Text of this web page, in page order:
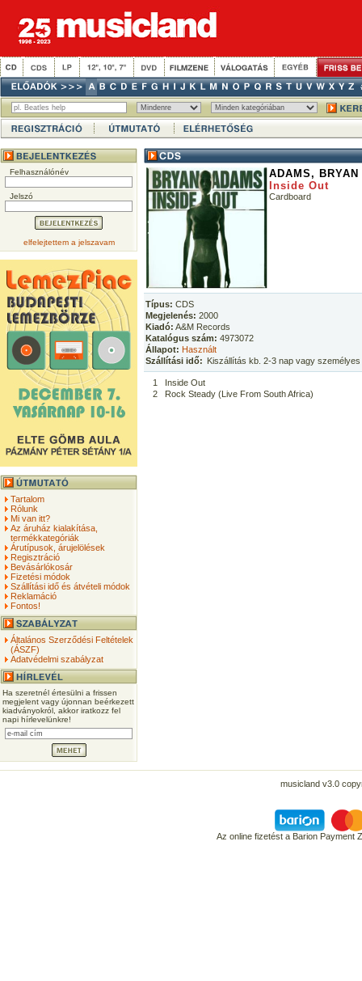
Felhasználónév
Jelszó
elfelejtettem a jelszavam
Tartalom
Rólunk
Mi van itt?
Az áruház kialakítása,
termékkategóriák
Árutípusok, árujelölések
Regisztráció
Bevásárlókosár
Fizetési módok
Szállítási idő és átvételi módok
Reklamáció
Fontos!
Általános Szerződési Feltételek
(ÁSZF)
Adatvédelmi szabályzat
Ha szeretnél értesülni a frissen
megjelent vagy újonnan beérkezett
kiadványokról, akkor iratkozz fel
napi hírlevelünkre!
ADAMS, BRYAN
Inside Out
Cardboard
Típus: CDS
Megjelenés: 2000
Kiadó: A&M Records
Katalógus szám: 4973072
Állapot: Használt
Szállítási idő: Kiszállítás kb. 2-3 nap vagy
1
Inside Out
2
Rock Steady (Live From South Africa)
musicland v3.0
Az online fizetést a Barion Payment